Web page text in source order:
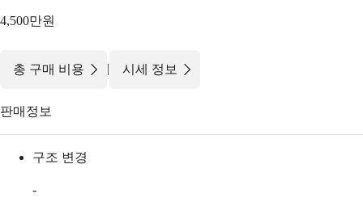
4,500만원
총 구매 비용 | 시세 정보
판매정보
구조 변경
-